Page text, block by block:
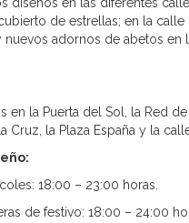
de estrellas; en la
adornos de abetos
en la Puerta del Sol, la Red
Cruz, la Plaza España y la
18:00 – 23:00 horas.
de festivo: 18:00 – 24:00